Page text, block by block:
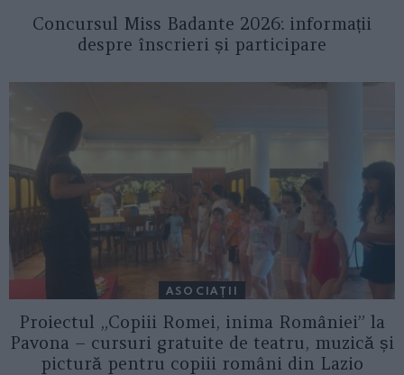
Concursul Miss Badante 2026: informații
despre înscrieri și participare
ASOCIAŢII
Proiectul „Copiii Romei, inima României” la
Pavona – cursuri gratuite de teatru, muzică și
pictură pentru copiii români din Lazio